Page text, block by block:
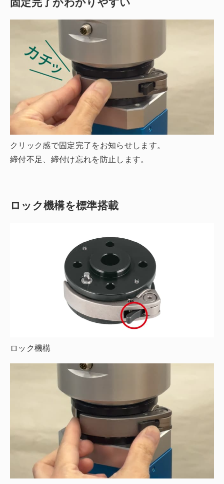
クリック感で固定完了をお知らせします。
締付不足、締付け忘れを防止します。
ロック機構を標準搭載
ロック機構